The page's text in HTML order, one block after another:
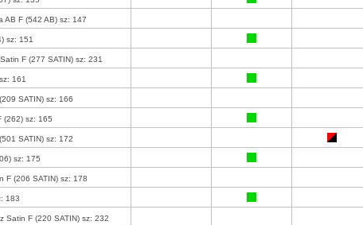
AB F (542 AB) sz: 147
sz: 151
F (277 SATIN) sz: 231
161
SATIN) sz: 166
(262) sz: 165
SATIN) sz: 172
sz: 175
F (206 SATIN) sz: 178
183
Satin F (220 SATIN) sz: 232